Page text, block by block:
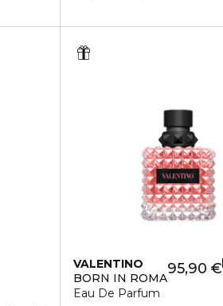
VALENTINO
BORN IN ROMA
Eau De Parfum
95,90 €